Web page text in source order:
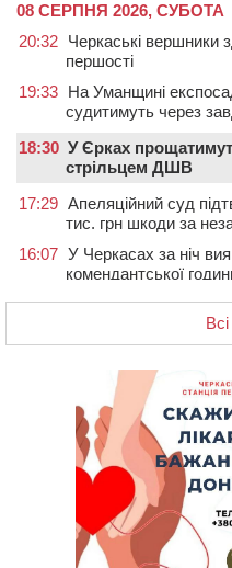
08 СЕРПНЯ 2026, СУБОТА
20:32 Черкаські вершники
першості
19:33 На Уманщині
судитимуть через
18:30 У Єрках
стрільцем ДШВ
17:29 Апеляційний суд
тис. грн шкоди за
16:07 У Черкасах за ніч
комендантської
15:12 На Золотоніщині
На Черкащині
під охорону 188-річну
У Смілі біля
загинула жінка
У Черкасах
п’ятиповерховий
Не вистачає стажу
потрібно знати
У Черкасах виявили